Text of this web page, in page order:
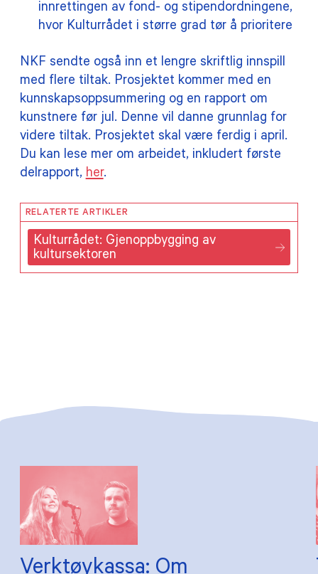
innrettingen av fond- og stipendordningene,
hvor Kulturrådet i større grad tør å prioritere
NKF sendte også inn et lengre skriftlig innspill
med flere tiltak. Prosjektet kommer med en
kunnskapsoppsummering og en rapport om
kunstnere før jul. Denne vil danne grunnlag for
videre tiltak. Prosjektet skal være ferdig i april.
Du kan lese mer om arbeidet, inkludert første
delrapport,her.
RELATERTE ARTIKLER
Kulturrådet: Gjenoppbygging av
kultursektoren